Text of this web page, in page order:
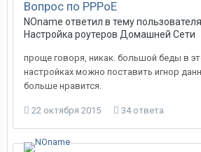
Вопрос по PPPoE
NOname ответил в тему пользователя
Настройка роутеров Домашней Сети
проще говоря, никак. большой беды в
настройках можно поставить игнор
больше нравится.
22 октября 2015 34 ответа